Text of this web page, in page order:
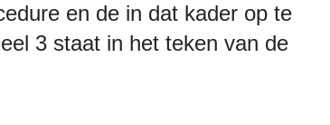
en de in dat kader op te
3 staat in het teken van de